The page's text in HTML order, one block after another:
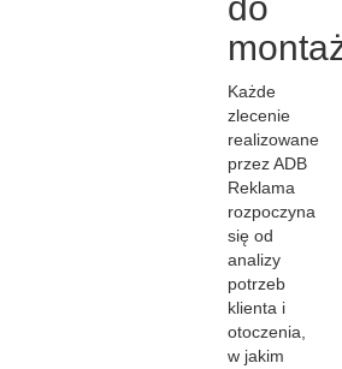
Każde
zlecenie
realizowane
przez ADB
Reklama
rozpoczyna
się od
analizy
potrzeb
klienta i
otoczenia,
w jakim